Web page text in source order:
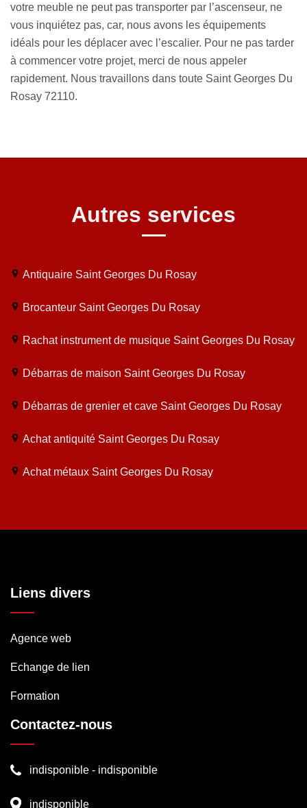
votre meuble ne peut pas transporter par l’ascenseur, ne
vous inquiétez pas, car, nous avons les équipements
idéals pour les déplacer avec l’escalier. Pour ne pas tarder
à commencer votre projet, merci de nous appeler
rapidement. Nous travaillons dans toute Saint Georges Du
Rosay 72110.
Autres services
Antiquaire Saint Georges Du Rosay
Brocanteur Saint Georges Du Rosay
Rachat instrument de musique Saint Georges Du Rosay
Débarras de maison Saint Georges Du Rosay
Débarras de grenier et cave Saint Georges Du Rosay
Achat antiquité Saint Georges Du Rosay
Achat métaux Saint Georges Du Rosay
Liens divers
Agence web
Echange de lien
Formation
Contactez-nous
indisponible - indisponible
indisponible